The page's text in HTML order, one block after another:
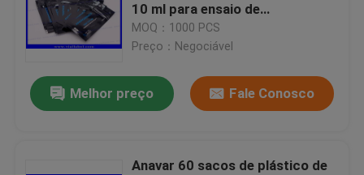
10 ml para ensaio de
androgénicos Cyp 10 ml frasco
MOQ：1000 PCS
Preço：Negociável
Melhor preço Fale Conosco
Anavar 60 sacos de plástico de